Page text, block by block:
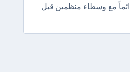
مع وسطاء منظمين قبل